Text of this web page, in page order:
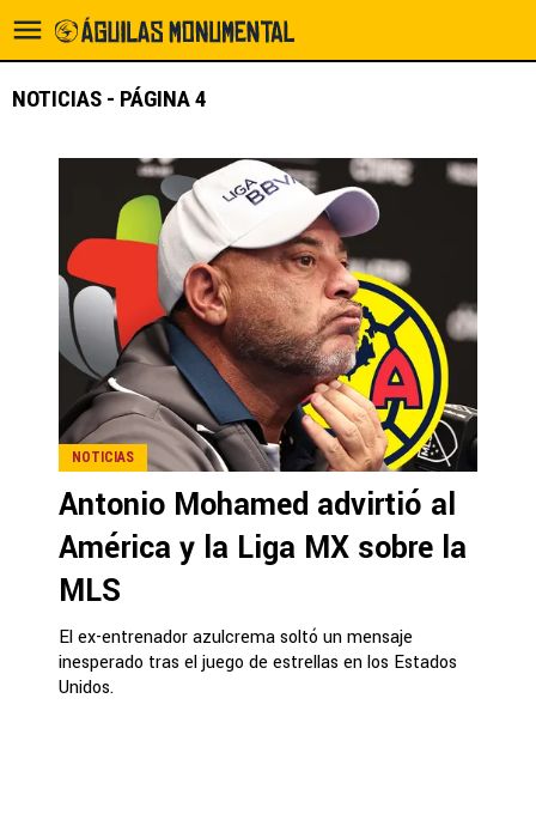
NOTICIAS - PÁGINA 4
NOTICIAS
Antonio Mohamed advirtió al
América y la Liga MX sobre la
MLS
El ex-entrenador azulcrema soltó un mensaje
inesperado tras el juego de estrellas en los Estados
Unidos.